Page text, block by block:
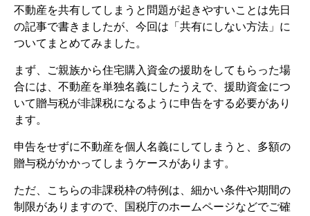
不動産を共有してしまうと問題が起きやすいことは先日
の記事で書きましたが、今回は「共有にしない方法」に
ついてまとめてみました。
まず、ご親族から住宅購入資金の援助をしてもらった場
合には、不動産を単独名義にしたうえで、援助資金につ
いて贈与税が非課税になるように申告をする必要があり
ます。
申告をせずに不動産を個人名義にしてしまうと、多額の
贈与税がかかってしまうケースがあります。
ただ、こちらの非課税枠の特例は、細かい条件や期間の
制限がありますので、国税庁のホームページなどでご確